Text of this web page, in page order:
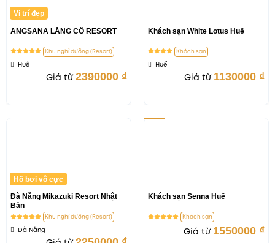
Vị trí đẹp
ANGSANA LĂNG CÔ RESORT
Khu nghỉ dưỡng (Resort)
Huế
Giá từ2390000 ₫
Khách sạn White Lotus Huế
Khách sạn
Huế
Giá từ 1130000 ₫
Hồ bơi vô cực
Đà Nẵng Mikazuki Resort Nhật
Bản
Khu nghỉ dưỡng (Resort)
Đà Nẵng
Khách sạn Senna Huế
Khách sạn
Giá từ 1550000 ₫